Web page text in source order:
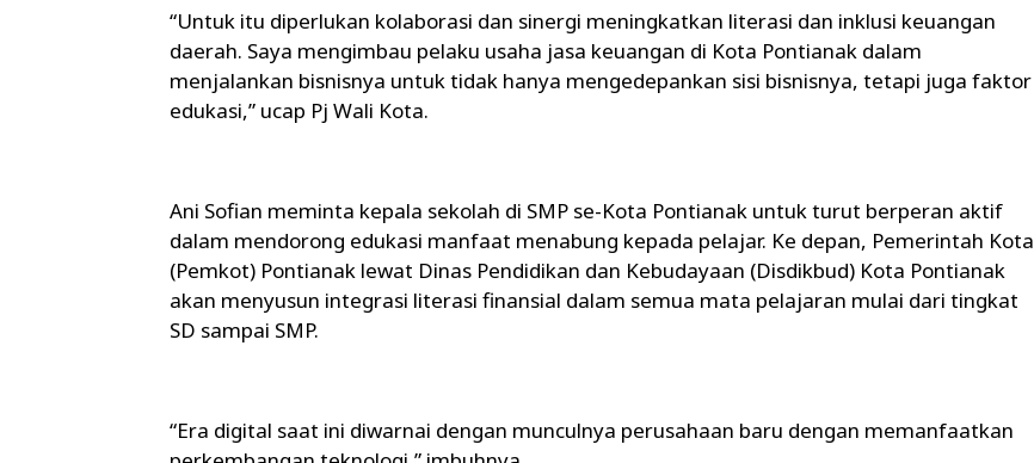
“Untuk itu diperlukan kolaborasi dan sinergi meningkatkan literasi dan inklusi keuangan
daerah. Saya mengimbau pelaku usaha jasa keuangan di Kota Pontianak dalam
menjalankan bisnisnya untuk tidak hanya mengedepankan sisi bisnisnya, tetapi juga faktor
edukasi,” ucap Pj Wali Kota.
Ani Sofian meminta kepala sekolah di SMP se-Kota Pontianak untuk turut berperan aktif
dalam mendorong edukasi manfaat menabung kepada pelajar. Ke depan, Pemerintah Kota
(Pemkot) Pontianak lewat Dinas Pendidikan dan Kebudayaan (Disdikbud) Kota Pontianak
akan menyusun integrasi literasi finansial dalam semua mata pelajaran mulai dari tingkat
SD sampai SMP.
“Era digital saat ini diwarnai dengan munculnya perusahaan baru dengan memanfaatkan